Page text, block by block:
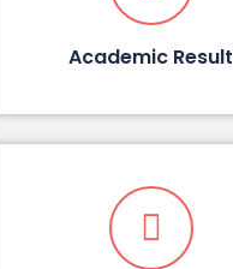
Academic Result